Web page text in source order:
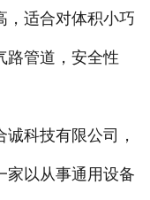
，适合对体积小巧
路管道，安全性
科技有限公司，
家以从事通用设备